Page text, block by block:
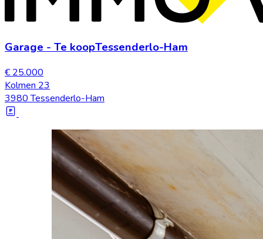
Garage - Te koopTessenderlo-Ham
€ 25.000
Kolmen 23
3980 Tessenderlo-Ham